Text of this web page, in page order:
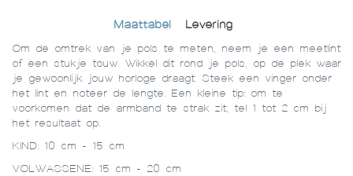
Maattabel Levering
Om de omtrek van je pols te meten, neem je een meetlint
of een stukje touw. Wikkel dit rond je pols, op de plek waar
je gewoonlijk jouw horloge draagt. Steek een vinger onder
het lint en noteer de lengte. Een kleine tip: om te
voorkomen dat de armband te strak zit, tel 1 tot 2 cm bij
het resultaat op.
KIND: 10 cm - 15 cm
VOLWASSENE: 15 cm - 20 cm